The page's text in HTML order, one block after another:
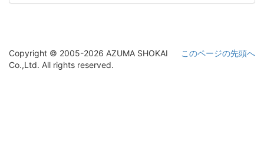
このページの先頭へ
Copyright © 2005-2026 AZUMA SHOKAI
Co.,Ltd. All rights reserved.